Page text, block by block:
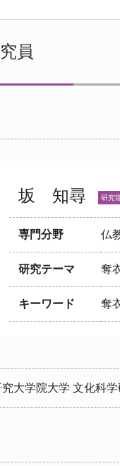
員
坂 知尋 研究
専門分野 仏
研究テーマ 奪
キーワード 奪
究大学院大学 文化科